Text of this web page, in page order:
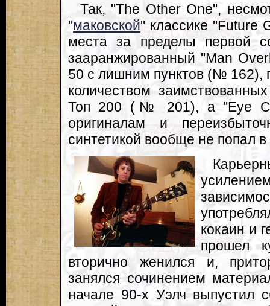
Так, "The Other One",
"маковской" классике "Future
места за пределы первой
зааранжированный "Man
50 с лишним пунктов (№ 162),
количеством
Топ 200 (№ 201), а "Eye
оригиналам и
синтетикой вообще не попал
кокаин и
прошел
вторично женился и,
занялся сочинением
начале 90-х Уэлч выпустил